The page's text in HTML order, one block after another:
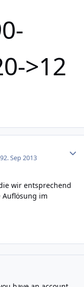
>12
2. Sep 2013
wir entsprechend
im